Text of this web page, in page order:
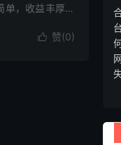
，收益丰厚。
 赞(0)